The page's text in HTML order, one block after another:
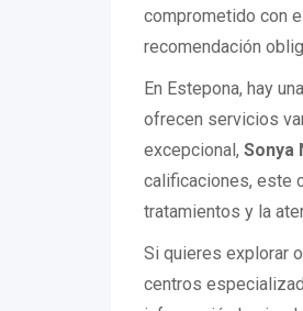
comprometido con
recomendación
En Estepona, hay
ofrecen servicios
excepcional, Sonya
calificaciones, este
tratamientos y la
Si quieres explorar
centros